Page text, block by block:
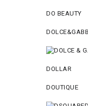
DO BEAUTY
DOLLAR
DOUTIQUE